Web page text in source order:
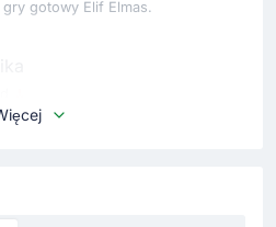
gotowy Elif Elmas.
Do Nascimento